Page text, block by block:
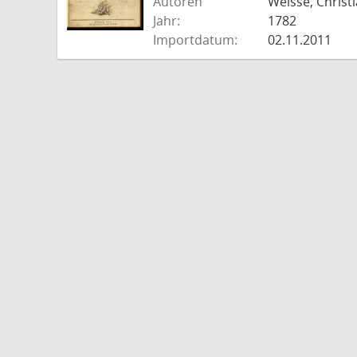
Jahr:
1782
Importdatum:
02.11.2011